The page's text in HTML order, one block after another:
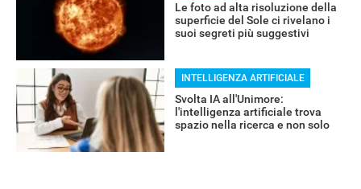
Le foto ad alta risoluzione della
superficie del Sole ci rivelano i
suoi segreti più suggestivi
INTELLIGENZA ARTIFICIALE
Svolta IA all'Unimore:
l'intelligenza artificiale trova
spazio nella ricerca e non solo